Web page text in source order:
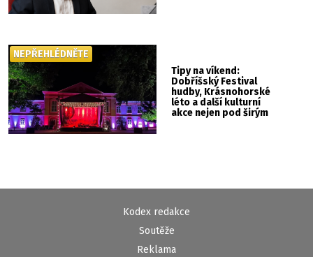
Tipy na víkend:
Dobříšský Festival
hudby, Krásnohorské
léto a další kulturní
akce nejen pod širým
NEPŘEHLÉDNĚTE
Kodex redakce
Soutěže
Reklama